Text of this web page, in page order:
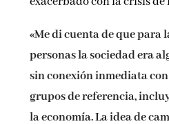
«Me di cuenta de que para
personas la sociedad era
sin conexión inmediata
grupos de referencia,
la economía. La idea de